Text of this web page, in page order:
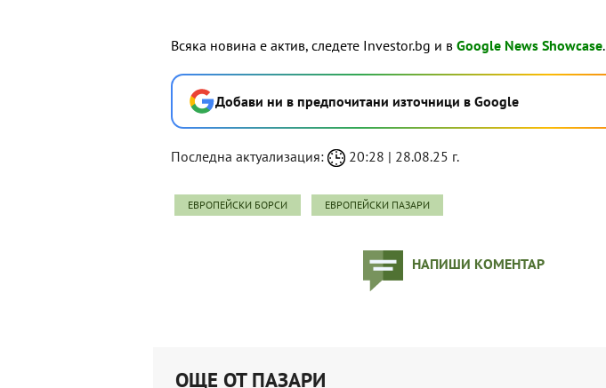
Всяка новина е актив, следете Investor.bg и в Google News Showcase.
Добави ни в предпочитани източници в Google
Последна актуализация: 20:28 | 28.08.25 г.
ЕВРОПЕЙСКИ БОРСИ ЕВРОПЕЙСКИ ПАЗАРИ
НАПИШИ КОМЕНТАР
ОЩЕ ОТ ПАЗАРИ